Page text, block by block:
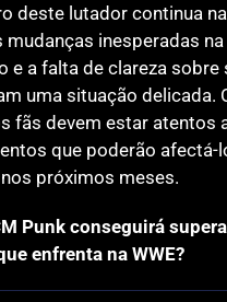
deste lutador continua na
mudanças inesperadas na
e a falta de clareza sobre
uma situação delicada.
fãs devem estar atentos
que poderão afectá-
próximos meses.
Punk conseguirá
enfrenta na WWE?